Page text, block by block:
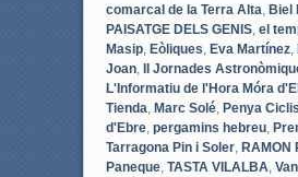
comarcal de la Terra Alta Biel
PAISATGE DELS GENIS, el
Masip, Eòliques Eva Martínez,
Joan, II Jornades
L'Informatiu de l'Hora Móra
Tienda Marc Solé, Penya
d'Ebre, pergamins hebreu,
Tarragona Pin i Soler, RAMON
Paneque, TASTA VILALBA